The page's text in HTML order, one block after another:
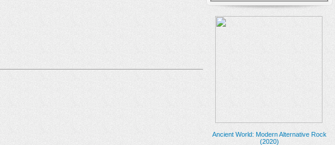
Ancient World: Modern Alternative Rock
(2020)